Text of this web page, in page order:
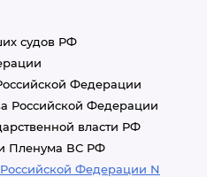
судов РФ
Федерации
Российской Федерации
власти РФ
Пленума ВС РФ
Федерации N